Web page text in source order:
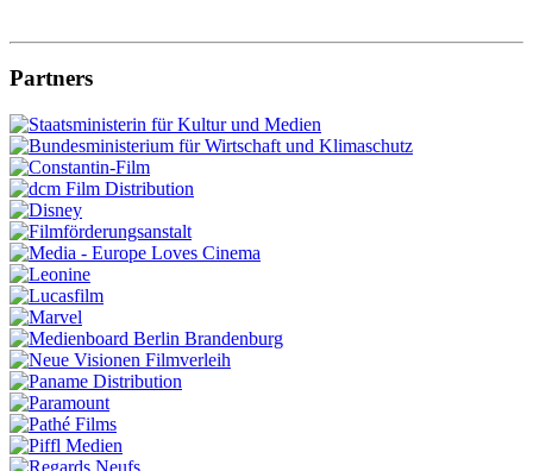
Partners